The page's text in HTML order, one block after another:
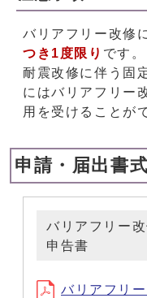
バリアフリー改修
つき1度限り です。
耐震改修に伴う固
にはバリアフリー
用を受けることが
申請・届出書式
バリアフリー
申告書
バリアフリ